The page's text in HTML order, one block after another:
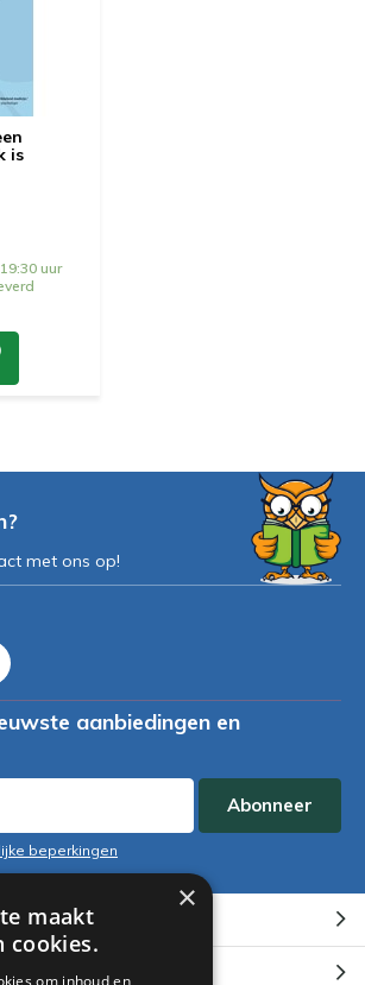
is
uur
met ons op!
aanbiedingen en
Abonneer
beperkingen
×
maakt
cookies.
om inhoud en